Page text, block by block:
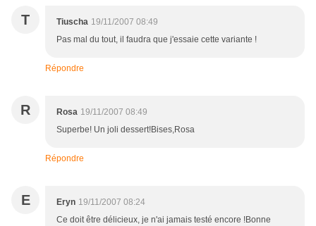
T Tiuscha 19/11/2007 08:49
Pas mal du tout, il faudra que j'essaie cette variante !
Répondre
R Rosa 19/11/2007 08:49
Superbe! Un joli dessert!Bises,Rosa
Répondre
E Eryn 19/11/2007 08:24
Ce doit être délicieux, je n'ai jamais testé encore !Bonne